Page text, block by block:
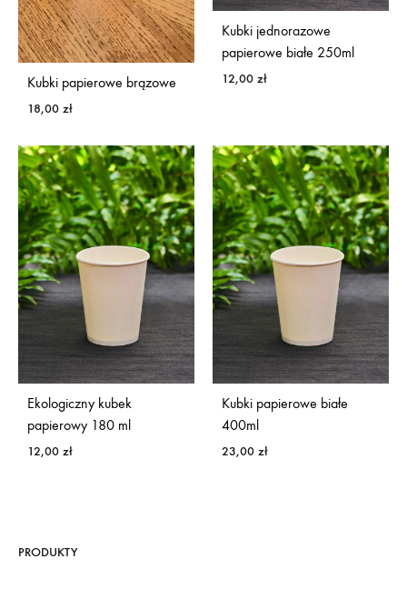
Kubki papierowe brązowe
18,00 zł
Kubki jednorazowe
papierowe białe 250ml
12,00 zł
Ekologiczny kubek
papierowy 180 ml
12,00 zł
Kubki papierowe białe
400ml
23,00 zł
PRODUKTY